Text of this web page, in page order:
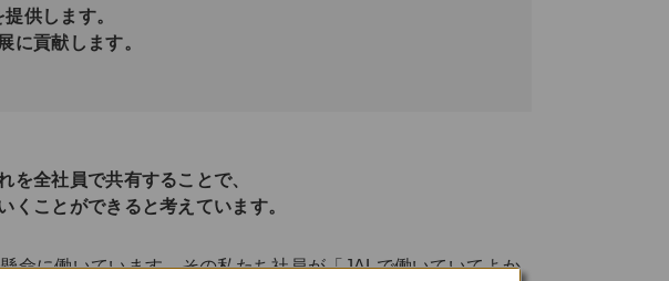
供します。
に貢献します。
を全社員で共有することで、
くことができると考えています。
命に働いています。その私たち社員が「JALで働いていてよか